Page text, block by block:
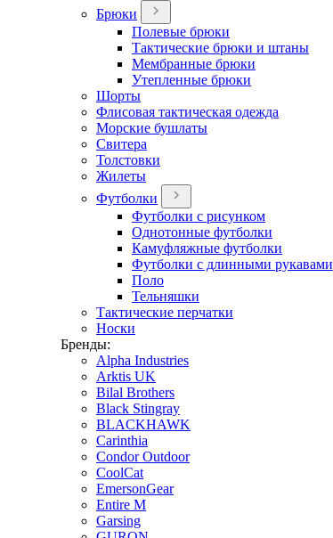
Брюки
Полевые брюки
Тактические брюки и штаны
Мембранные брюки
Утепленные брюки
Шорты
Флисовая тактическая одежда
Морские бушлаты
Свитера
Толстовки
Жилеты
Футболки
Футболки с рисунком
Однотонные футболки
Камуфляжные футболки
Футболки с длинными рукавами
Поло
Тельняшки
Тактические перчатки
Носки
Бренды:
Alpha Industries
Arktis UK
Bilal Brothers
Black Stingray
BLACKHAWK
Carinthia
Condor Outdoor
CoolCat
EmersonGear
Entire M
Garsing